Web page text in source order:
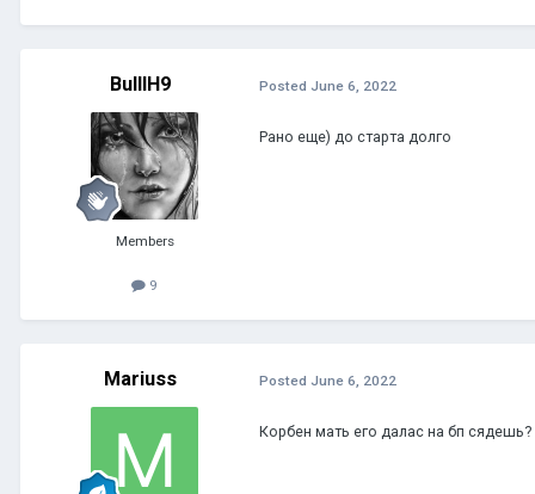
BuIIIH9
Members
9
Posted June 6, 2022
Рано еще) до старта долго
Mariuss Posted June 6, 2022
Корбен мать его далас на бп сядешь?